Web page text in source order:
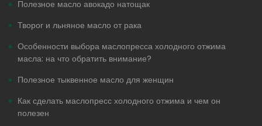
Полезное масло авокадо натощак
Творог и льняное масло от рака
Особенности выбора маслопресса холодного отжима
масла: на что обратить внимание?
Полезное тыквенное масло для женщин
Как сделать маслопресс холодного отжима и чем он
полезен